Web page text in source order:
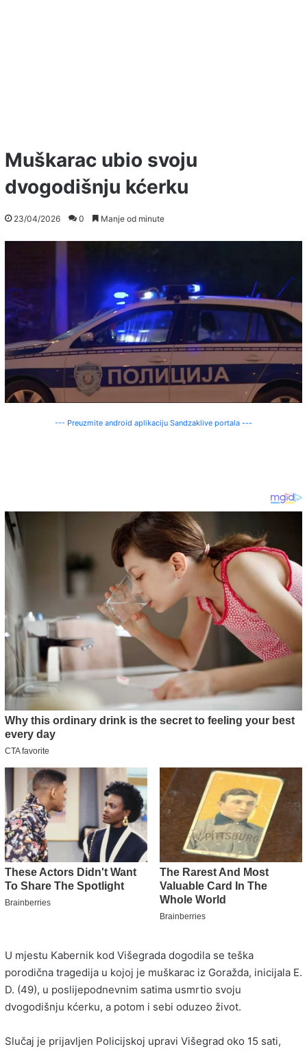
Muškarac ubio svoju
dvogodišnju kćerku
23/04/2026 0 Manje od minute
--- Preuzmite android aplikaciju Sandzaklive portala ---
U mjestu Kabernik kod Višegrada dogodila se teška
porodična tragedija u kojoj je muškarac iz Goražda, inicijala E.
D. (49), u poslijepodnevnim satima usmrtio svoju
dvogodišnju kćerku, a potom i sebi oduzeo život.
Slučaj je prijavljen Policijskoj upravi Višegrad oko 15 sati,